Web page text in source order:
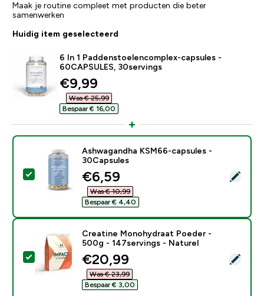
Maak je routine compleet met producten die beter
samenwerken
Huidig item geselecteerd
6 In 1 Paddenstoelencomplex-capsules -
60CAPSULES, 30servings
discounted price
€9,99‎
Was € 25,99‎
Bespaar € 16,00‎
Selecteer dit product - Ashwagandha KSM66-
Ashwagandha KSM66-capsules -
30Capsules
discounted price
€6,59‎
Was € 10,99‎
Bespaar € 4,40‎
Selecteer dit product - Creatine Monohydraat
Creatine Monohydraat Poeder -
500g - 147servings - Naturel
discounted price
€20,99‎
Was € 23,99‎
Bespaar € 3,00‎